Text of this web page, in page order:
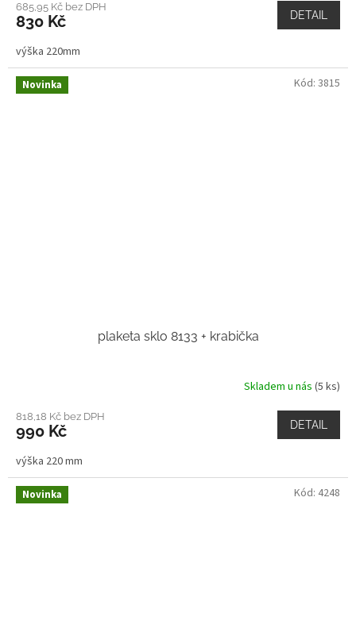
685,95 Kč bez DPH
830 Kč DETAIL
výška 220mm
Novinka
plaketa sklo 8133 + krabička
Skladem u nás (5 ks)
818,18 Kč bez DPH
990 Kč DETAIL
výška 220 mm
Kód: 3815
Novinka Kód: 4248